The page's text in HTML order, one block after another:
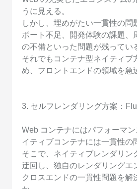
うに見える。
しかし、埋めがたい一貫性の問
ポート不足、開発体験の課題、
の不備といった問題が残ってい
それでもコンテナ型ネイティブ
め、フロントエンドの領域を急
3. セルフレンダリング方案：
Web コンテナにはパフォーマ
イティブコンテナには一貫性の
そこで、ネイティブレンダリン
迂回し、独自のレンダリングエ
クロスエンドの一貫性問題を解